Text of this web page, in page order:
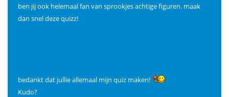
ben jij ook helemaal fan van sprookjes achtige figuren. maak
dan snel deze quizz!
bedankt dat jullie allemaal mijn quiz maken!
Kudo?